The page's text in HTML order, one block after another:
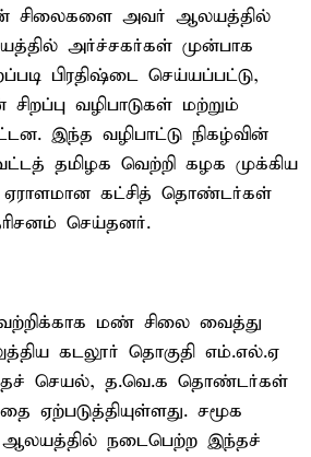
சிலைகளை அவர் ஆலயத்தில்
அர்ச்சகர்கள் முன்பாக
பிரதிஷ்டை செய்யப்பட்டு,
வழிபாடுகள் மற்றும்
இந்த வழிபாட்டு நிகழ்வின்
தமிழக வெற்றி கழக முக்கிய
ஏராளமான கட்சித் தொண்டர்கள்
செய்தனர்.
மண் சிலை வைத்து
கடலூர் தொகுதி எம்.எல்.ஏ
செயல், த.வெ.க தொண்டர்கள்
ஏற்படுத்தியுள்ளது. சமூக
நடைபெற்ற இந்தச்